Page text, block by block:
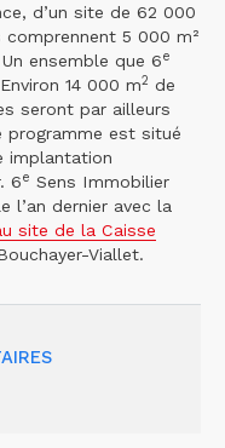
d’un site de 62 000
5 000 m²
ensemble que 6e
14 000 m2 de
seront par ailleurs
programme est situé
implantation
6e Sens Immobilier
l’an dernier avec la
site de la Caisse
Viallet.